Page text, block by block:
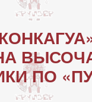
ПО